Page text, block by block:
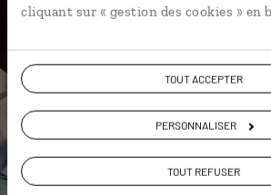
cliquant sur « gestion des cookies » en
TOUT ACCEPTER
PERSONNALISER
TOUT REFUSER
Louise,
Suivez vos envies et demandez
Ils sauront organiser votre
près de vos envies et de la